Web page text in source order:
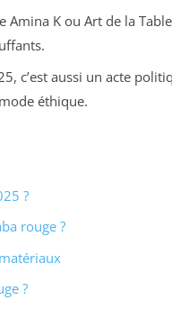
Amina K ou Art de la Table
c’est aussi un acte
éthique.
?
rouge ?
?